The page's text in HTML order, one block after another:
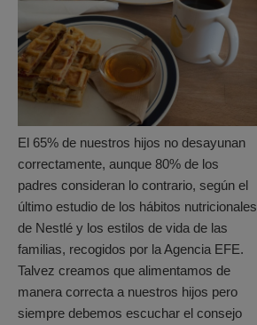
El 65% de nuestros hijos no desayunan
correctamente, aunque 80% de los
padres consideran lo contrario, según el
último estudio de los hábitos nutricionales
de Nestlé y los estilos de vida de las
familias, recogidos por la Agencia EFE.
Talvez creamos que alimentamos de
manera correcta a nuestros hijos pero
siempre debemos escuchar el consejo